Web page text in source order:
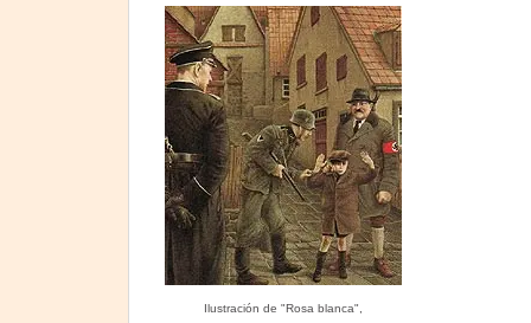
Ilustración de "Rosa blanca",